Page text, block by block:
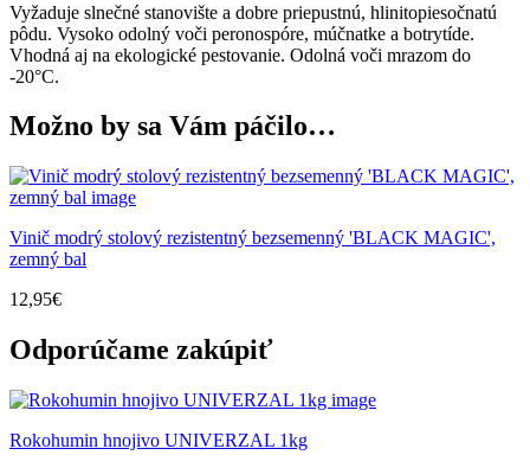
Vyžaduje slnečné stanovište a dobre priepustnú, hlinitopiesočnatú
pôdu. Vysoko odolný voči peronospóre, múčnatke a botrytíde.
Vhodná aj na ekologické pestovanie. Odolná voči mrazom do
-20°C.
Možno by sa Vám páčilo…
Vinič modrý stolový rezistentný bezsemenný 'BLACK MAGIC',
zemný bal
12,95€
Odporúčame zakúpiť
Rokohumin hnojivo UNIVERZAL 1kg